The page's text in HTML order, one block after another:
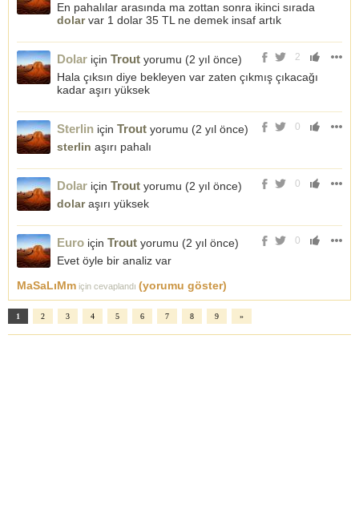
En pahalılar arasında ma zottan sonra ikinci sırada
dolarvar 1 dolar 35 TL ne demek insaf artık
2
Dolar için Trout yorumu (2 yıl önce)
Hala çıksın diye bekleyen var zaten çıkmış çıkacağı
kadar aşırı yüksek
0
Sterlin için Trout yorumu (2 yıl önce)
sterlin aşırı pahalı
0
Dolar için Trout yorumu (2 yıl önce)
dolaraşırı yüksek
0
Euro için Trout yorumu (2 yıl önce)
Evet öyle bir analiz var
MaSaLıMm için cevaplandı (yorumu göster)
1 2 3 4 5 6 7 8 9 »